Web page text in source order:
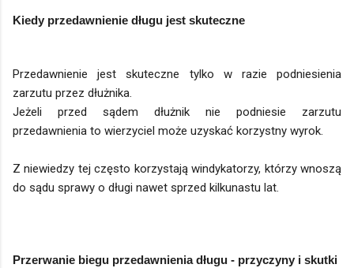
Kiedy przedawnienie długu jest skuteczne
Przedawnienie jest skuteczne tylko w razie podniesienia
zarzutu przez dłużnika.
Jeżeli przed sądem dłużnik nie podniesie zarzutu
przedawnienia to wierzyciel może uzyskać korzystny wyrok.
Z niewiedzy tej często korzystają windykatorzy, którzy wnoszą
do sądu sprawy o długi nawet sprzed kilkunastu lat.
Przerwanie biegu przedawnienia długu - przyczyny i skutki